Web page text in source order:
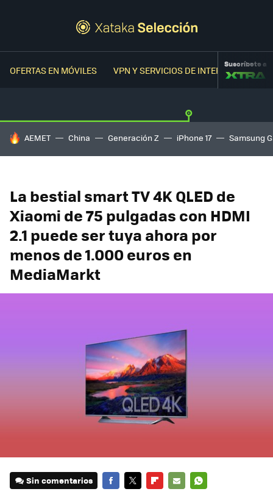
OFERTAS EN MÓVILES VPN Y SERVICIOS DE INTERNETSuscríbete a
HOY SE HABLA DE
AEMET China Generación Z iPhone 17 Samsung
La bestial smart TV 4K QLED de
Xiaomi de 75 pulgadas con HDMI
2.1 puede ser tuya ahora por
menos de 1.000 euros en
MediaMarkt
Sin comentarios